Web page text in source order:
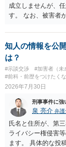
成立しませんが、
す。 なお、被害者
と言い逃れはかな
知人の情報を公
は？
#示談交渉 #加害者（未
#前科・前歴をつけたく
2026年7月30日
刑事事件に強
泉 亮介 弁護
氏名と住所が、第
ライバシー権侵害
ます。 具体的な投